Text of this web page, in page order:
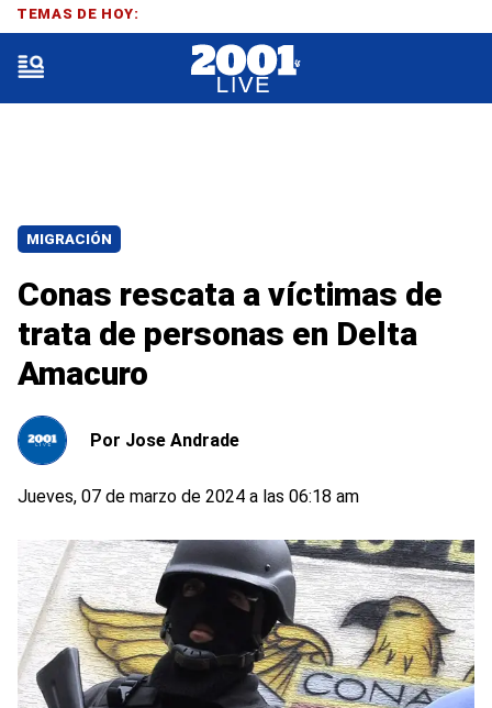
MIGRACIÓN
Conas rescata a víctimas de
trata de personas en Delta
Amacuro
Por Jose Andrade
Jueves, 07 de marzo de 2024 a las 06:18 am
TEMAS DE HOY: